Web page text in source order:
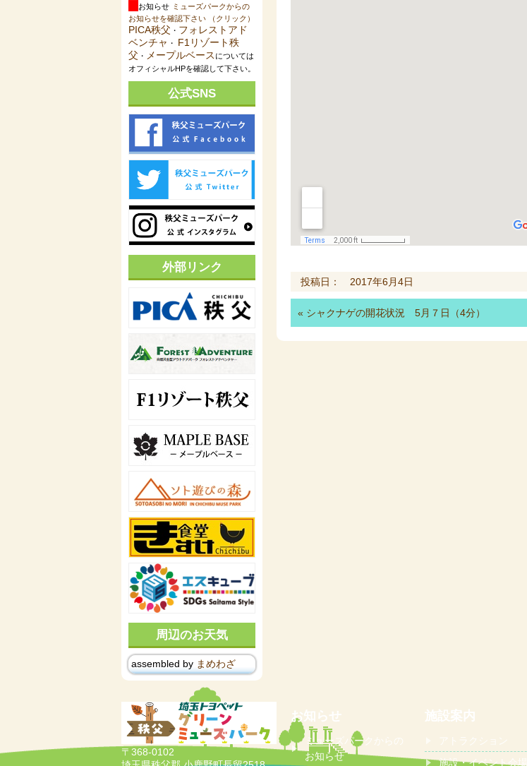
投稿日： 2017年6月4日
« シャクナゲの開花状況 5月７日（4分）
お知らせ ミューズパークからの
お知らせを確認下さい （クリック）
PICA秩父 ・ フォレストアド
ベンチャ ・ F1リゾート秩
父 ・ メープルベース については
オフィシャルHPを確認して下さい。
公式SNS
外部リンク
周辺のお天気
assembled by まめわざ
〒368-0102
お知らせ
ミューズパークからの
お知らせ
施設案内
アトラクション
施設・イベント会場